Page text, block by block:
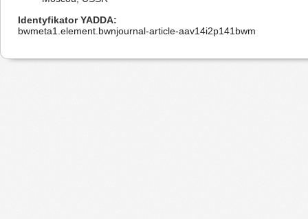
Identyfikator YADDA
bwmeta1.element.bwnjournal-article-aav14i2p141bwm